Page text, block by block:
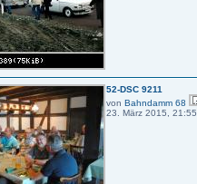
52-DSC 9211
von Bahndamm 68
23. März 2015, 21:55